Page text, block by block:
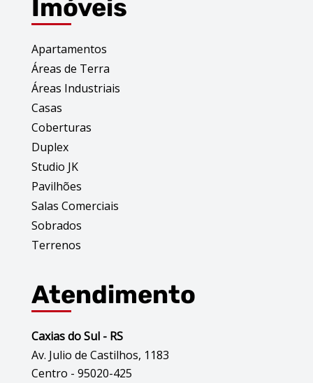
Imóveis
Apartamentos
Áreas de Terra
Áreas Industriais
Casas
Coberturas
Duplex
Studio JK
Pavilhões
Salas Comerciais
Sobrados
Terrenos
Atendimento
Caxias do Sul - RS
Av. Julio de Castilhos, 1183
Centro - 95020-425